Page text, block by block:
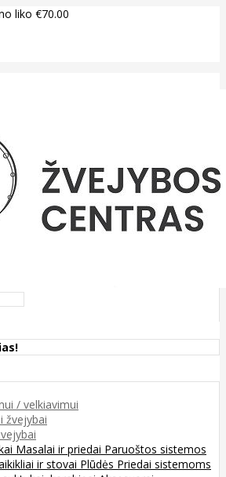
liko €70.00
/ velkiavimui
žvejybai
Masalai ir priedai Paruoštos sistemos
ir stovai Plūdės Priedai sistemoms